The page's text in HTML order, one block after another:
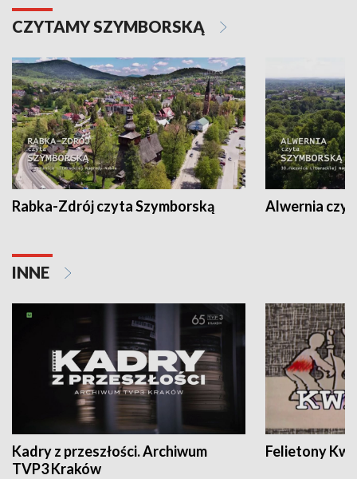
CZYTAMY SZYMBORSKĄ
Rabka-Zdrój czyta Szymborską Alwernia
INNE
Kadry z przeszłości. Archiwum
TVP3 Kraków
Felietony